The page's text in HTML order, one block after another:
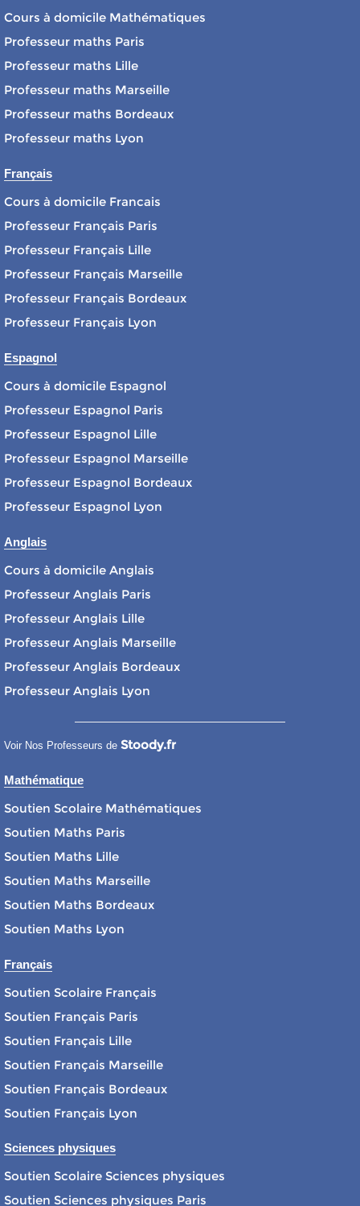
Cours à domicile Mathématiques
Professeur maths Paris
Professeur maths Lille
Professeur maths Marseille
Professeur maths Bordeaux
Professeur maths Lyon
Français
Cours à domicile Francais
Professeur Français Paris
Professeur Français Lille
Professeur Français Marseille
Professeur Français Bordeaux
Professeur Français Lyon
Espagnol
Cours à domicile Espagnol
Professeur Espagnol Paris
Professeur Espagnol Lille
Professeur Espagnol Marseille
Professeur Espagnol Bordeaux
Professeur Espagnol Lyon
Anglais
Cours à domicile Anglais
Professeur Anglais Paris
Professeur Anglais Lille
Professeur Anglais Marseille
Professeur Anglais Bordeaux
Professeur Anglais Lyon
Voir Nos Professeurs de Stoody.fr
Mathématique
Soutien Scolaire Mathématiques
Soutien Maths Paris
Soutien Maths Lille
Soutien Maths Marseille
Soutien Maths Bordeaux
Soutien Maths Lyon
Français
Soutien Scolaire Français
Soutien Français Paris
Soutien Français Lille
Soutien Français Marseille
Soutien Français Bordeaux
Soutien Français Lyon
Sciences physiques
Soutien Scolaire Sciences physiques
Soutien Sciences physiques Paris